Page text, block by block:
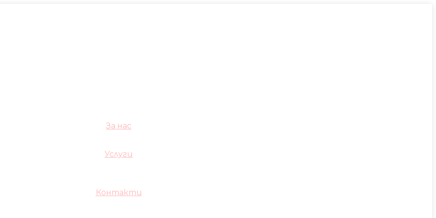
За нас
Услуги
Контакти